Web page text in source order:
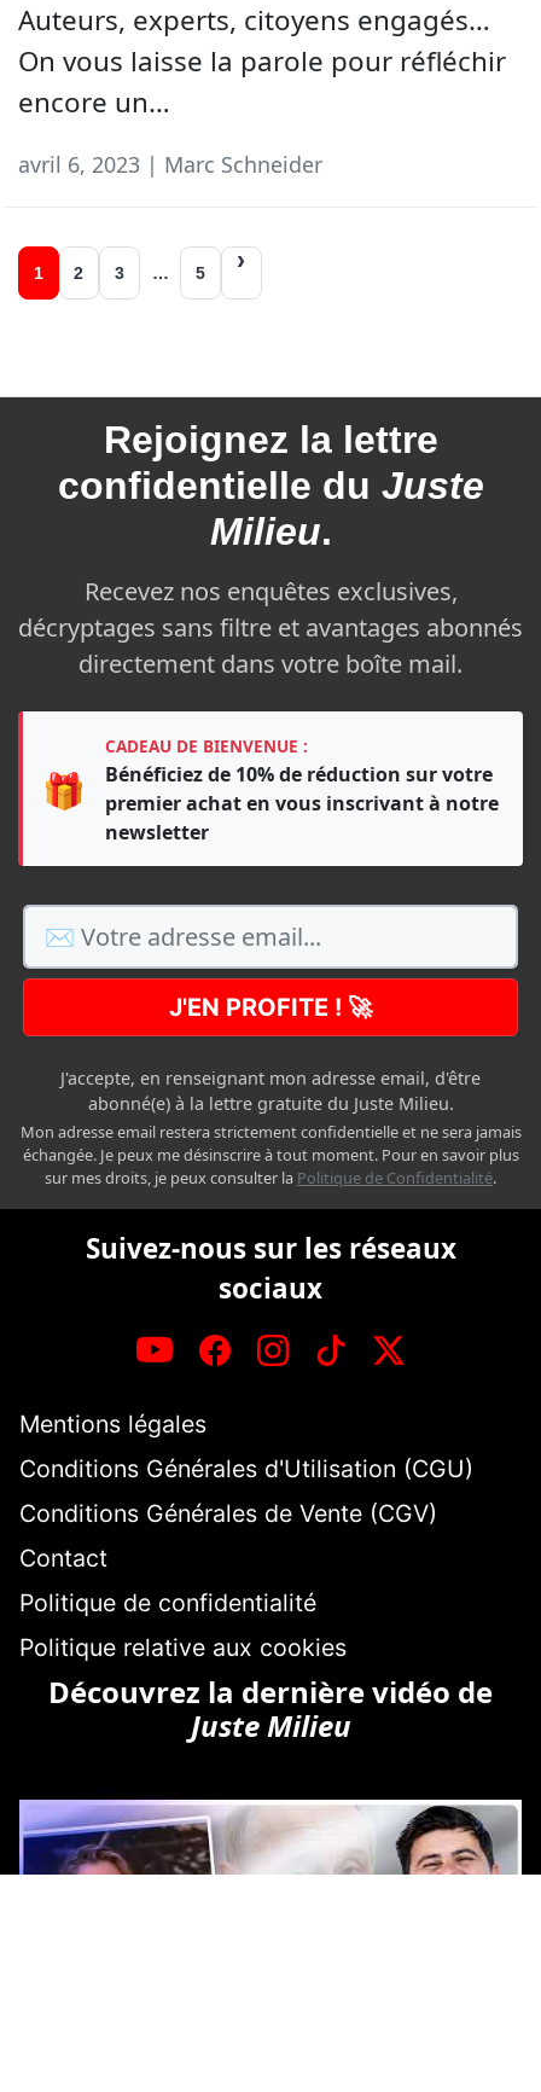
Auteurs, experts, citoyens engagés…
On vous laisse la parole pour réfléchir
encore un…
avril 6, 2023 | Marc Schneider
Navigation
des
1 2 3 … 5
Rejoignez la lettre
confidentielle du Juste
Milieu.
Recevez nos enquêtes exclusives,
décryptages sans filtre et avantages abonnés
directement dans votre boîte mail.
🎁
CADEAU DE BIENVENUE :
Bénéficiez de 10% de réduction sur votre
premier achat en vous inscrivant à notre
newsletter
J'EN PROFITE ! 🚀
J'accepte, en renseignant mon adresse email, d'être
abonné(e) à la lettre gratuite du Juste Milieu.
Mon adresse email restera strictement confidentielle et ne sera jamais
échangée. Je peux me désinscrire à tout moment. Pour en savoir plus
sur mes droits, je peux consulter la Politique de Confidentialité.
Suivez-nous sur les réseaux
sociaux
Mentions légales
Conditions Générales d'Utilisation (CGU)
Conditions Générales de Vente (CGV)
Contact
Politique de confidentialité
Politique relative aux cookies
Découvrez la dernière vidéo de
Juste Milieu